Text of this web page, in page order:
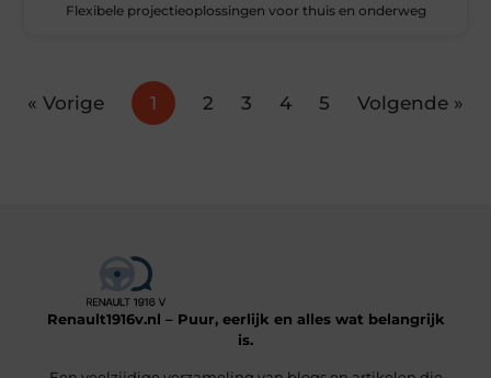
Flexibele projectieoplossingen voor thuis en onderweg
« Vorige 1 2 3 4 5 Volgende »
Renault1916v.nl – Puur, eerlijk en alles wat belangrijk
is.